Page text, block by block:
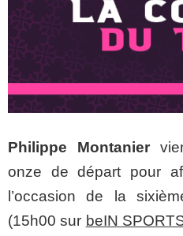
Philippe Montanier
onze de départ pour
l’occasion de la
(15h00 sur beIN